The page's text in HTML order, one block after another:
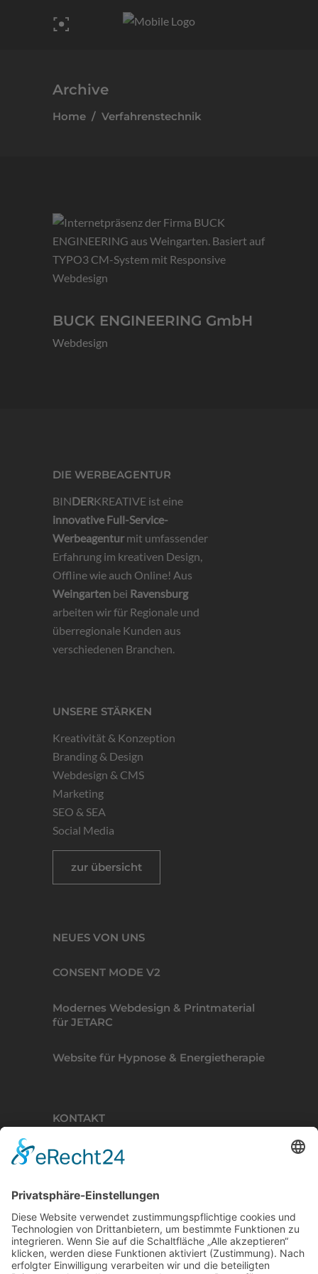
Archive
Home / Verfahrenstechnik
BUCK ENGINEERING GmbH
Webdesign
DIE WERBEAGENTUR
BINDERKREATIVE ist eine
innovative Full-Service-
Werbeagenturmit umfassender
Erfahrung im kreativen Design,
Offline wie auch Online! Aus
Weingarten bei Ravensburg
arbeiten wir für Regionale und
überregionale Kunden aus
verschiedenen Branchen.
UNSERE STÄRKEN
Kreativität & Konzeption
Branding & Design
Webdesign & CMS
Marketing
SEO & SEA
Social Media
zur übersicht
NEUES VON UNS
CONSENT MODE V2
Modernes Webdesign & Printmaterial
für JETARC
Website für Hypnose & Energietherapie
KONTAKT
Lisztweg 4, 88250 Weingarten
T. 0751 56111041
E. ich(at)binderkreative.de
Finde uns auf